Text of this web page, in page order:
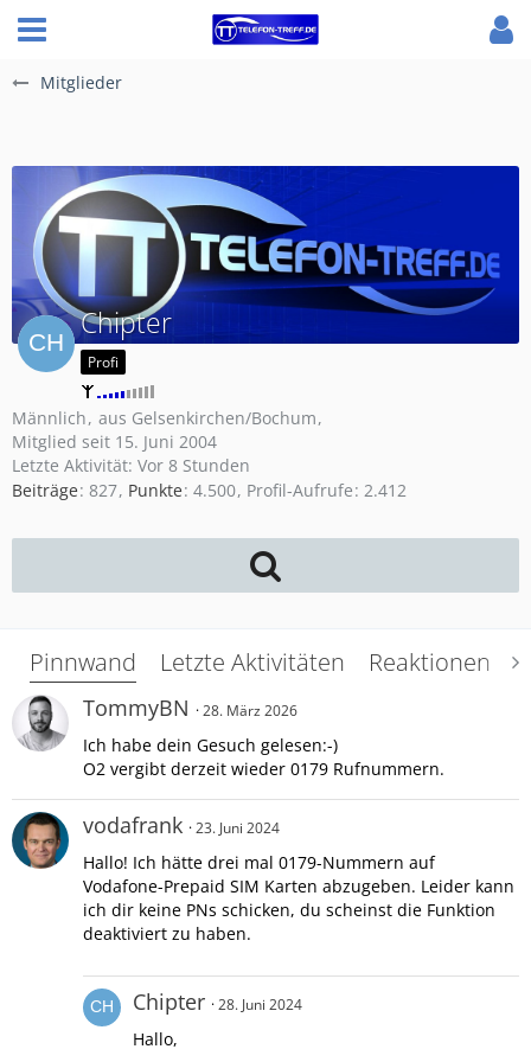
Mitglieder
Chipter
Profi
Männlich aus Gelsenkirchen/Bochum
Mitglied seit 15. Juni 2004
Letzte Aktivität: Vor 8 Stunden
Beiträge 827 Punkte 4.500 Profil-Aufrufe 2.412
Pinnwand Letzte Aktivitäten Reaktionen
TommyBN 28. März 2026
Ich habe dein Gesuch gelesen:-)
O2 vergibt derzeit wieder 0179 Rufnummern.
vodafrank 23. Juni 2024
Hallo! Ich hätte drei mal 0179-Nummern auf
Vodafone-Prepaid SIM Karten abzugeben. Leider kann
ich dir keine PNs schicken, du scheinst die Funktion
deaktiviert zu haben.
Chipter 28. Juni 2024
Hallo,